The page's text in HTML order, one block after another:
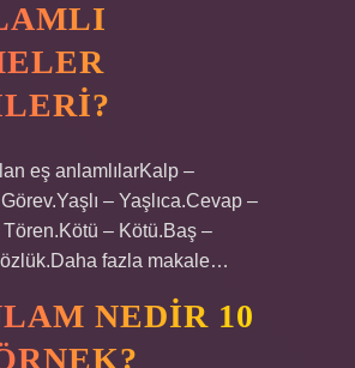
eş anlamlılarKalp –
– Yaşlıca.Cevap –
Tören.Kötü – Kötü.Baş –
fazla makale…
NEDIR 10